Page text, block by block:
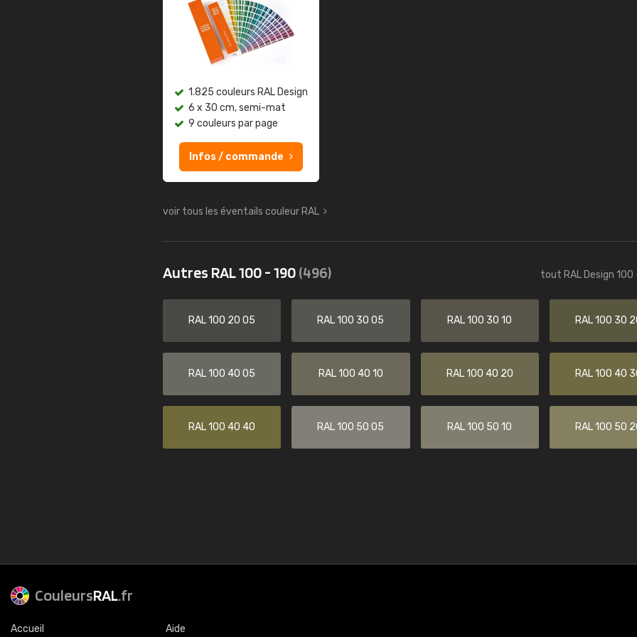
1.825 couleurs RAL Design
6 x 30 cm, semi-mat
9 couleurs par page
Infos / commande
voir tous les éventails couleur RAL
Autres RAL 100 - 190(496) tout RAL Design 100
RAL 100 20 05 RAL 100 30 05 RAL 100 30 10 RAL 100 30
RAL 100 40 05 RAL 100 40 10 RAL 100 40 20 RAL 100 40
RAL 100 40 40 RAL 100 50 05 RAL 100 50 10 RAL 100 50
CouleursRAL.fr
Accueil Aide